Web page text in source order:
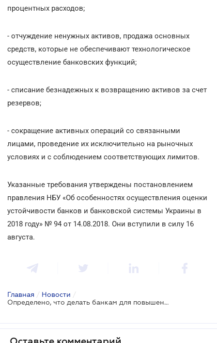
процентных расходов;
- отчуждение ненужных активов, продажа основных
средств, которые не обеспечивают технологическое
осуществление банковских функций;
- списание безнадежных к возвращению активов за счет
резервов;
- сокращение активных операций со связанными
лицами, проведение их исключительно на рыночных
условиях и с соблюдением соответствующих лимитов.
Указанные требования утверждены постановлением
правления НБУ «Об особенностях осуществления оценки
устойчивости банков и банковской системы Украины в
2018 году» № 94 от 14.08.2018. Они вступили в силу 16
августа.
Главная / Новости /
Определено, что делать банкам для повышения устойчивости